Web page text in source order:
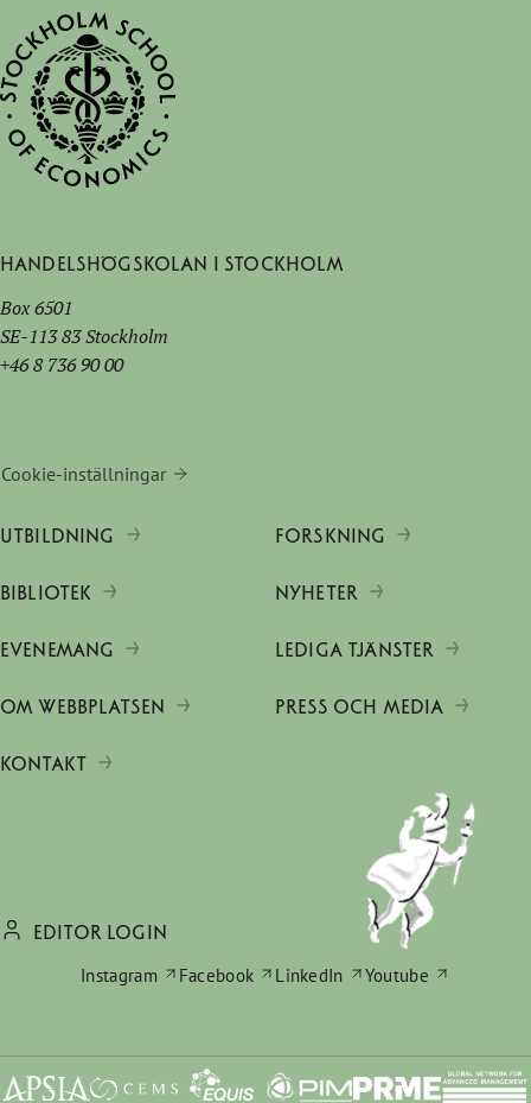
Handelshögskolan i Stockholm
Box 6501
SE-113 83 Stockholm
+46 8 736 90 00
Cookie-inställningar
UTBILDNING FORSKNING
BIBLIOTEK NYHETER
EVENEMANG LEDIGA TJÄNSTER
OM WEBBPLATSEN PRESS OCH MEDIA
KONTAKT
EDITOR LOGIN
Instagram
Facebook LinkedIn Youtube